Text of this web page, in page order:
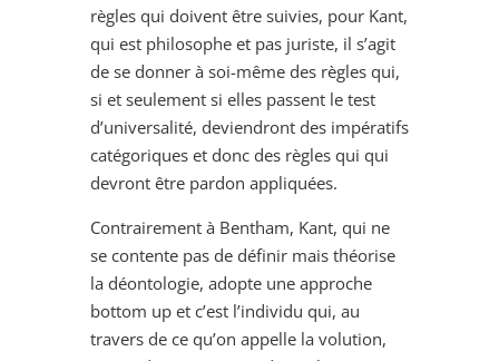
règles qui doivent être suivies, pour Kant,
qui est philosophe et pas juriste, il s’agit
de se donner à soi-même des règles qui,
si et seulement si elles passent le test
d’universalité, deviendront des impératifs
catégoriques et donc des règles qui qui
devront être pardon appliquées.
Contrairement à Bentham, Kant, qui ne
se contente pas de définir mais théorise
la déontologie, adopte une approche
bottom up et c’est l’individu qui, au
travers de ce qu’on appelle la volution,